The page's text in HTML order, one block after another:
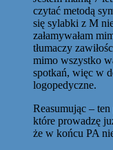
czytać metodą
się sylabki z M
załamywałam
tłumaczy
mimo wszystko
spotkań, więc w
logopedyczne.
Reasumując –
które prowadzę
że w końcu PA